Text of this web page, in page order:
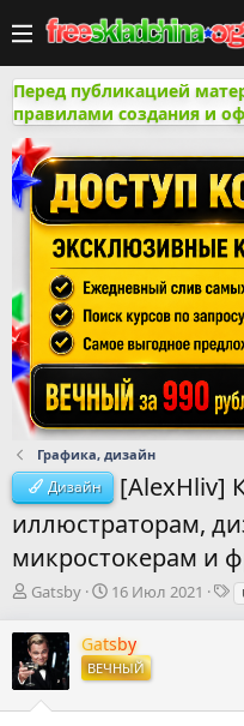
Перед публикацией
правилами создания и
Графика, дизайн
Дизайн
[AlexHliv]
иллюстраторам,
микростокерам и
А
т
о
р
Gatsby
Д
т
а
н
16 Июл 2021
Т
Gatsby
ВЕЧНЫЙ